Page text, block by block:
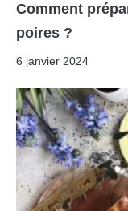
Comment
poires ?
6 janvier 2024